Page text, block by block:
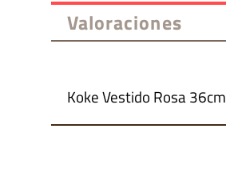
Valoraciones
Koke Vestido Rosa 36cm